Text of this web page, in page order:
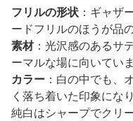
フリルの形状 ：ギャザ
ードフリルのほうが品
素材：光沢感のあるサ
ーマルな場に向いていま
カラー ：白の中でも、
く落ち着いた印象になり
純白はシャープでクリ